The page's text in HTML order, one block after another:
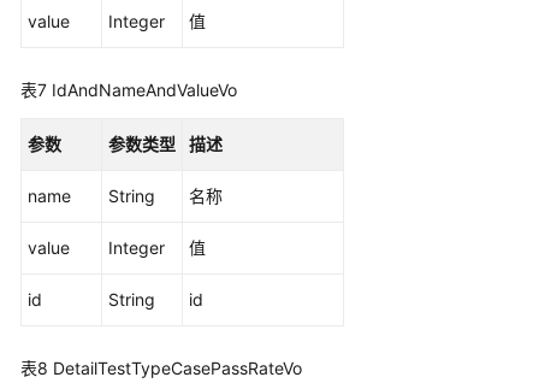
信
理
value Integer 值
表7 IdAndNameAndValueVo
参数 参数类型 描述
name String 名称
value Integer 值
id String id
表8 DetailTestTypeCasePassRateVo